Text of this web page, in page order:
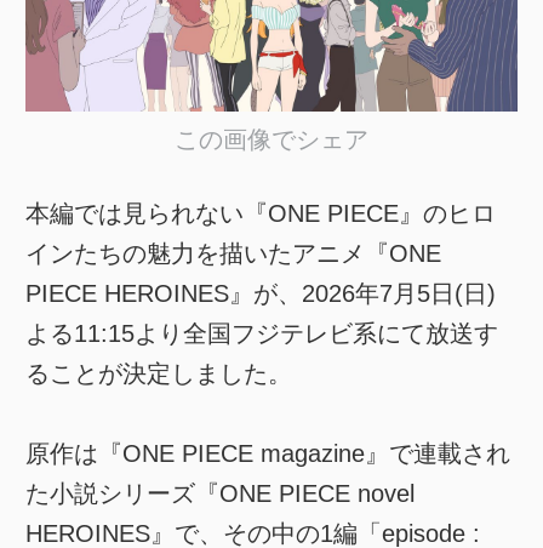
この画像でシェア
本編では見られない『ONE PIECE』のヒロ
インたちの魅力を描いたアニメ『ONE
PIECE HEROINES』が、2026年7月5日(日)
よる11:15より全国フジテレビ系にて放送す
ることが決定しました。
原作は『ONE PIECE magazine』で連載され
た小説シリーズ『ONE PIECE novel
HEROINES』で、その中の1編「episode :